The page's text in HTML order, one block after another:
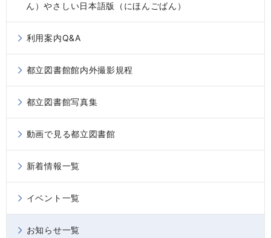
ん）やさしい日本語版（にほんごばん）
利用案内Q&A
都立図書館館内外撮影規程
都立図書館写真集
動画で見る都立図書館
新着情報一覧
イベント一覧
お知らせ一覧